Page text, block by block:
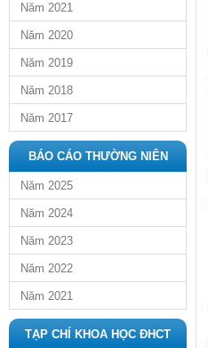
Năm 2021
Năm 2020
Năm 2019
Năm 2018
Năm 2017
BÁO CÁO THƯỜNG NIÊN
Năm 2025
Năm 2024
Năm 2023
Năm 2022
Năm 2021
TẠP CHÍ KHOA HỌC ĐHCT